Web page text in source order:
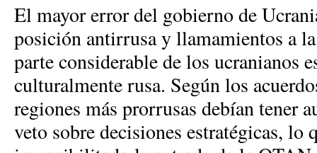
El mayor error del gobierno de
posición antirrusa y llamamientos a
parte considerable de los ucranianos
culturalmente rusa. Según los
regiones más prorrusas debían tener
veto sobre decisiones estratégicas, lo